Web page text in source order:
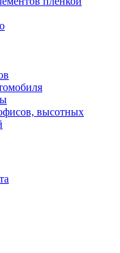
высотных